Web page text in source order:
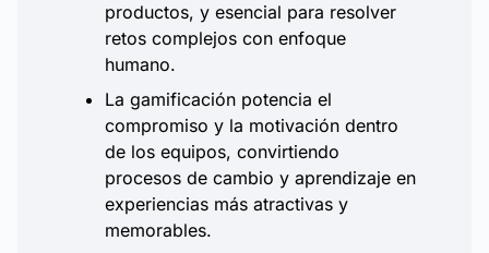
productos, y esencial para resolver
retos complejos con enfoque
humano.
La gamificación potencia el
compromiso y la motivación dentro
de los equipos, convirtiendo
procesos de cambio y aprendizaje en
experiencias más atractivas y
memorables.